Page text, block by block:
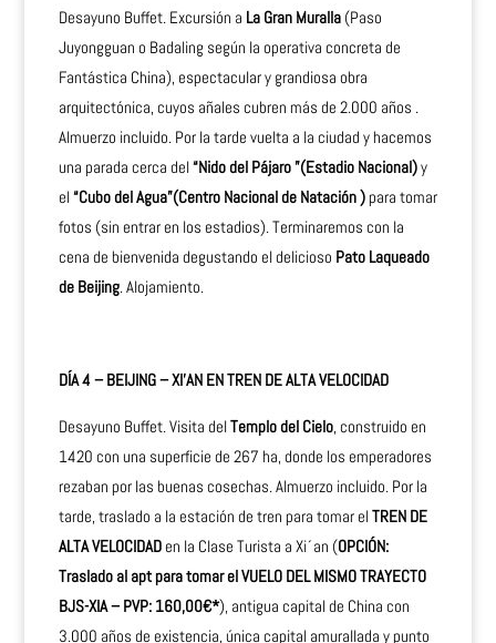
Desayuno Buffet. Excursión a La Gran Muralla (Paso
Juyongguan o Badaling según la operativa concreta de
Fantástica China), espectacular y grandiosa obra
arquitectónica, cuyos añales cubren más de 2.000 años .
Almuerzo incluido. Por la tarde vuelta a la ciudad y hacemos
una parada cerca del“Nido del Pájaro ”(Estadio Nacional)y
el“Cubo del Agua”(Centro Nacional de Natación )para tomar
fotos (sin entrar en los estadios). Terminaremos con la
cena de bienvenida degustando el delicioso Pato Laqueado
de Beijing. Alojamiento.
DÍA 4 – BEIJING – XI’AN EN TREN DE ALTA VELOCIDAD
Desayuno Buffet. Visita delTemplo del Cielo, construido en
1420 con una superficie de 267 ha, donde los emperadores
rezaban por las buenas cosechas. Almuerzo incluido. Por la
tarde, traslado a la estación de tren para tomar elTREN DE
ALTA VELOCIDADen la Clase Turista a Xi´an (OPCIÓN:
Traslado al apt para tomar el VUELO DEL MISMO TRAYECTO
BJS-XIA – PVP: 160,00€*), antigua capital de China con
3.000 años de existencia, única capital amurallada y punto